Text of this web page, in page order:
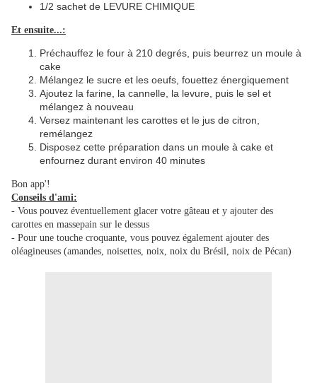
1/2 sachet de LEVURE CHIMIQUE
Et ensuite...:
Préchauffez le four à 210 degrés, puis beurrez un moule à
cake
Mélangez le sucre et les oeufs, fouettez énergiquement
Ajoutez la farine, la cannelle, la levure, puis le sel et
mélangez à nouveau
Versez maintenant les carottes et le jus de citron,
remélangez
Disposez cette préparation dans un moule à cake et
enfournez durant environ 40 minutes
Bon app'!
Conseils d'ami:
- Vous pouvez éventuellement glacer votre gâteau et y ajouter des
carottes en massepain sur le dessus
- Pour une touche croquante, vous pouvez également ajouter des
oléagineuses (amandes, noisettes, noix, noix du Brésil, noix de Pécan)